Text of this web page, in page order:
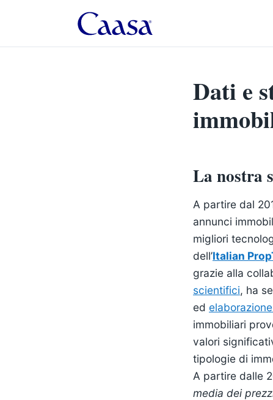
Dati e
La nostra
A partire dal
annunci
migliori
dell’Italian
grazie alla
scientifici, ha
ed
immobiliari
valori
tipologie di
A partire dalle
media dei